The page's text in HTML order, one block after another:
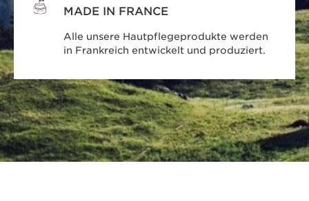
MADE IN FRANCE
Alle unsere Hautpflegeprodukte werden
in Frankreich entwickelt und produziert.